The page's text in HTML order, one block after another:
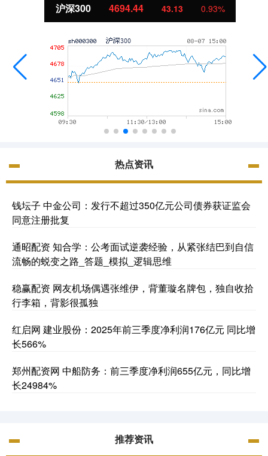
沪深300 4694.44 43.13 0.93%
热点资讯
钱坛子 中金公司：发行不超过350亿元公司债券获证监会
同意注册批复
通昭配资 知合学：公考面试逆袭经验，从紧张结巴到自信
流畅的蜕变之路_答题_模拟_逻辑思维
稳赢配资 网友机场偶遇张维伊，背董璇名牌包，独自收拾
行李箱，背影很孤独
红启网 建业股份：2025年前三季度净利润176亿元 同比增
长566%
郑州配资网 中船防务：前三季度净利润655亿元，同比增
长24984%
推荐资讯